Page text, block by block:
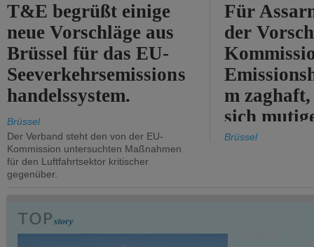
T&E begrüßt einige
neue Vorschläge aus
Brüssel für das EU-
Seeverkehrsemissions
handelssystem.
Brüssel
Der Verband steht den von der EU-
Kommission untersuchten Maßnahmen
für den Luftfahrtsektor kritischer
gegenüber.
Für
der
m
sich
Brüssel